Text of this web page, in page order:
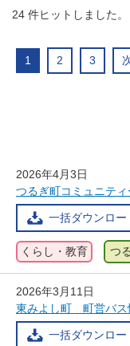
24 件ヒットしました。
1 2 3
2026年4月3日
つるぎ町コミュニテ
一括ダウンロー
くらし・教育 つ
2026年3月11日
東みよし町 町営バス
一括ダウンロー